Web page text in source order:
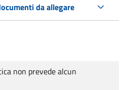
da allegare
non prevede alcun